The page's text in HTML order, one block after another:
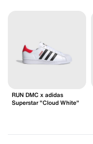
RUN DMC x adidas
Superstar "Cloud White"